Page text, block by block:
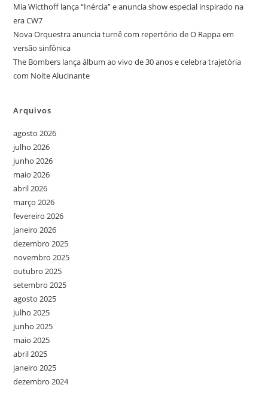
Mia Wicthoff lança “Inércia” e anuncia show especial inspirado na
era CW7
Nova Orquestra anuncia turnê com repertório de O Rappa em
versão sinfônica
The Bombers lança álbum ao vivo de 30 anos e celebra trajetória
com Noite Alucinante
Arquivos
agosto 2026
julho 2026
junho 2026
maio 2026
abril 2026
março 2026
fevereiro 2026
janeiro 2026
dezembro 2025
novembro 2025
outubro 2025
setembro 2025
agosto 2025
julho 2025
junho 2025
maio 2025
abril 2025
janeiro 2025
dezembro 2024